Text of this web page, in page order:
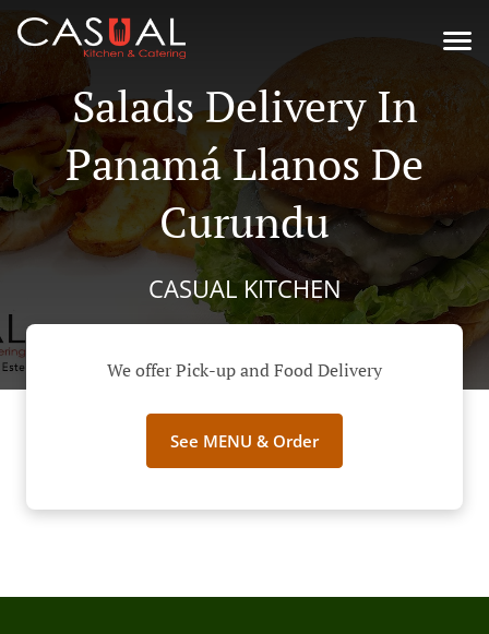
Salads Delivery In
Panamá Llanos De
Curundu
CASUAL KITCHEN
We offer Pick-up and Food Delivery
See MENU & Order